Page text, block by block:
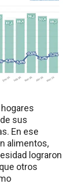
sus
En ese
alimentos,
lograron
otros